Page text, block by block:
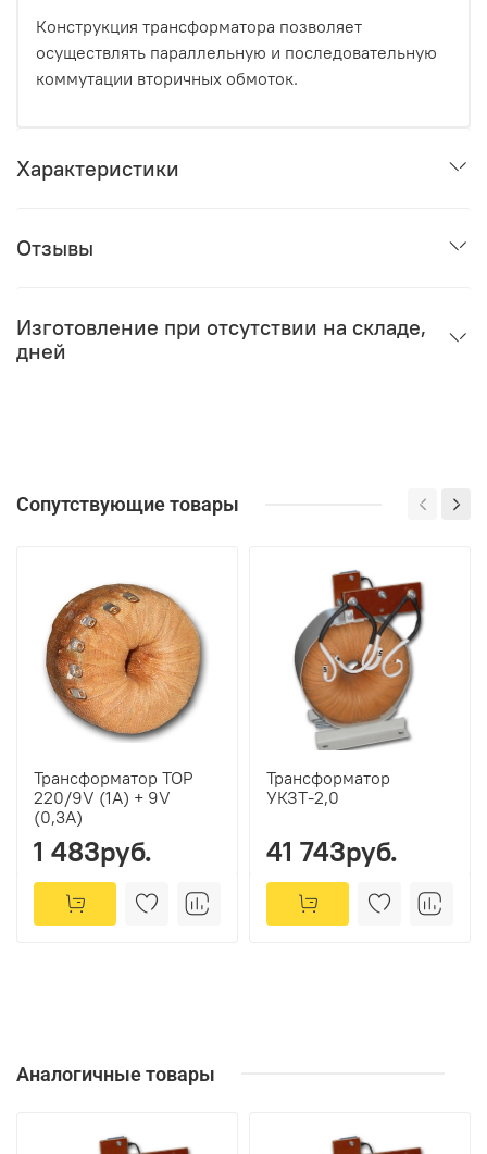
Конструкция трансформатора позволяет
осуществлять параллельную и последовательную
коммутации вторичных обмоток.
Характеристики
Отзывы
Изготовление при отсутствии на складе,
дней
Сопутствующие товары
Трансформатор ТОР
220/9V (1A) + 9V
(0,3A)
1 483руб.
Трансформатор
УКЗТ-2,0
41 743руб.
Аналогичные товары